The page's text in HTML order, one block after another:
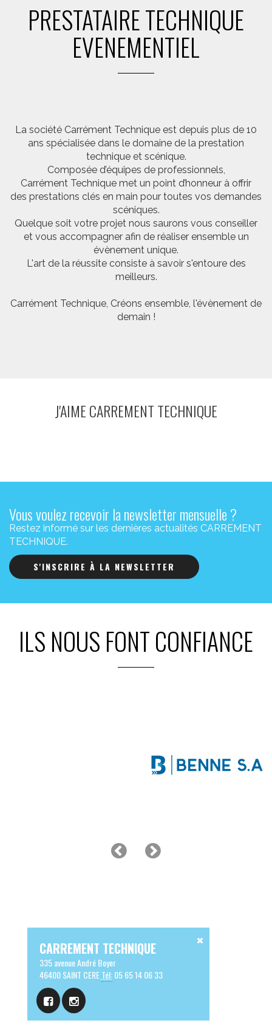
PRESTATAIRE TECHNIQUE
EVENEMENTIEL
La société Carrément Technique est depuis plus de 10
ans spécialisée dans le domaine de la prestation
technique et scénique.
Composée d’équipes de professionnels,
Carrément Technique met un point d’honneur à offrir
des prestations clés en main pour toutes vos demandes
scéniques.
Quelque soit votre projet nous saurons vous conseiller
et vous accompagner afin de réaliser ensemble un
évènement unique.
L'art de la réussite consiste à savoir s'entoure des
meilleurs.
Carrément Technique, Créons ensemble, l'évènement de
demain !
J'AIME CARREMENT TECHNIQUE
Vous voulez recevoir la newsletter mensuelle ?
Restez informé sur les dernières actualités CARREMENT
TECHNIQUE.
S'INSCRIRE À LA NEWSLETTER
ILS NOUS FONT CONFIANCE
CARREMENT TECHNIQUE
335 avenue André Boyer
46400 SAINT CERETél:05 65 14 06 33